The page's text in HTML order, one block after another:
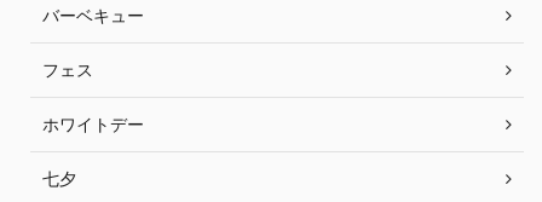
バーベキュー
フェス
ホワイトデー
七夕